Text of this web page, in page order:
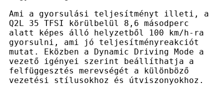
Ami a gyorsulási teljesítményt illeti, a
Q2L 35 TFSI körülbelül 8,6 másodperc
alatt képes álló helyzetből 100 km/h-ra
gyorsulni, ami jó teljesítményreakciót
mutat. Eközben a Dynamic Driving Mode a
vezető igényei szerint beállíthatja a
felfüggesztés merevségét a különböző
vezetési stílusokhoz és útviszonyokhoz.